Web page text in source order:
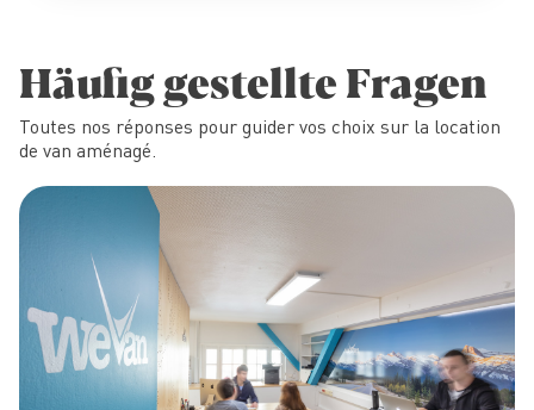
Häufig gestellte Fragen
Toutes nos réponses pour guider vos choix sur la location
de van aménagé.